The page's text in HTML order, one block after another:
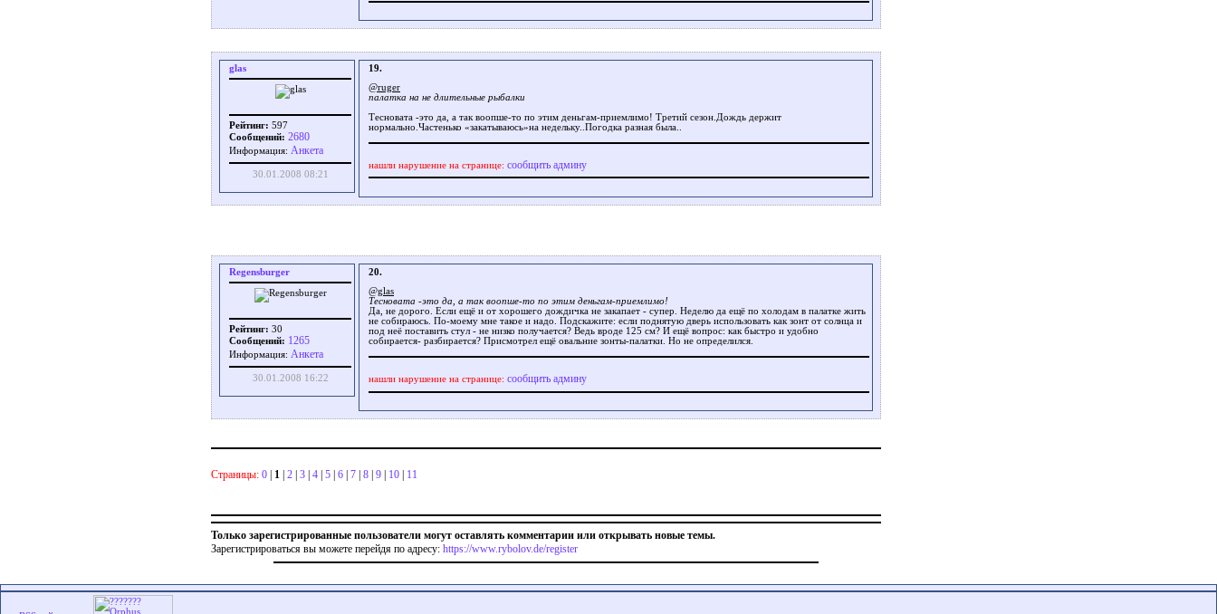
glas
Рейтинг: 597
Сообщений: 2680
Информация: Aнкета
30.01.2008 08:21
19.
@ruger
палатка на не длительные рыбалки
Тесновата -это да, а так воопше-то по этим деньгам-приемлимо! Третий сезон.Дождь держит
нормально.Частенько «закатываюсь»на недельку..Погодка разная была..
нашли нарушение на странице: сообщить админу
Regensburger
Рейтинг: 30
Сообщений: 1265
Информация: Aнкета
30.01.2008 16:22
20.
@glas
Тесновата -это да, а так воопше-то по этим деньгам-приемлимо!
Да, не дорого. Если ещё и от хорошего дождичка не закапает - супер. Неделю да ещё по холодам в палатке жить
не собираюсь. По-моему мне такое и надо. Подскажите: если поднятую дверь использовать как зонт от солнца и
под неё поставить стул - не низко получается? Ведь вроде 125 см? И ещё вопрос: как быстро и удобно
собирается- разбирается? Присмотрел ещё овальние зонты-палатки. Но не определился.
нашли нарушение на странице: сообщить админу
Страницы: 0 | 1 | 2 | 3 | 4 | 5 | 6 | 7 | 8 | 9 | 10 | 11
Только зарегистрированные пользователи могут оставлять комментарии или открывать новые темы.
Зарегистрироваться вы можете перейдя по адресу: https://www.rybolov.de/register